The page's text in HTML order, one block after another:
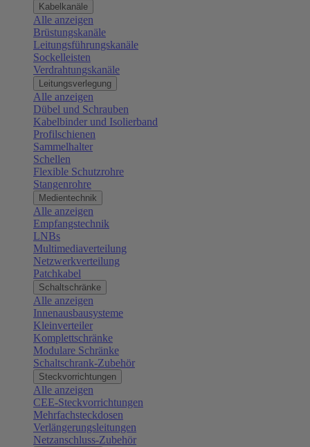
Kabelkanäle
Alle anzeigen
Brüstungskanäle
Leitungsführungskanäle
Sockelleisten
Verdrahtungskanäle
Leitungsverlegung
Alle anzeigen
Dübel und Schrauben
Kabelbinder und Isolierband
Profilschienen
Sammelhalter
Schellen
Flexible Schutzrohre
Stangenrohre
Medientechnik
Alle anzeigen
Empfangstechnik
LNBs
Multimediaverteilung
Netzwerkverteilung
Patchkabel
Schaltschränke
Alle anzeigen
Innenausbausysteme
Kleinverteiler
Komplettschränke
Modulare Schränke
Schaltschrank-Zubehör
Steckvorrichtungen
Alle anzeigen
CEE-Steckvorrichtungen
Mehrfachsteckdosen
Verlängerungsleitungen
Netzanschluss-Zubehör